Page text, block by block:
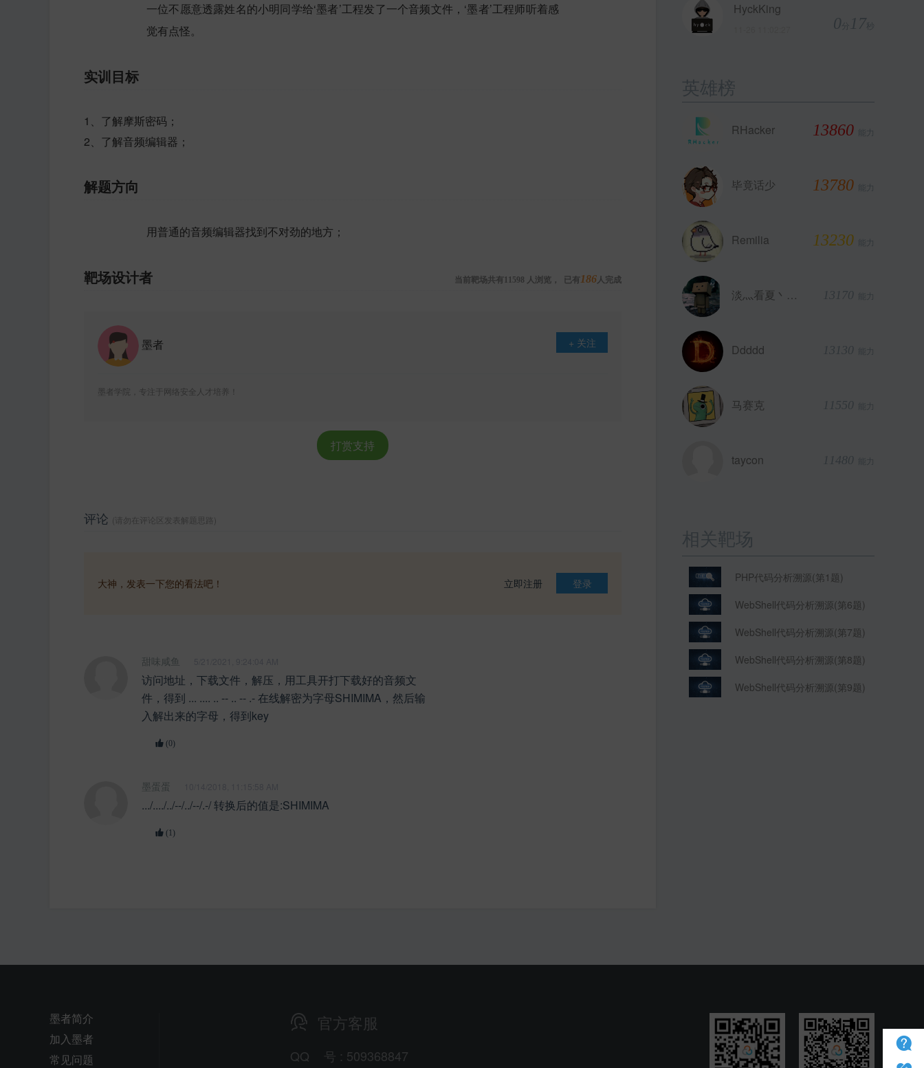
一位不愿意透露姓名的小明同学给‘墨者’工程发了一个音频文件，‘墨者’工程师听着感
觉有点怪。
实训目标
1、了解摩斯密码；
2、了解音频编辑器；
解题方向
用普通的音频编辑器找到不对劲的地方；
靶场设计者 当前靶场共有 11598 人浏览， 已有 186人完成
墨者 + 关注
墨者学院，专注于网络安全人才培养！
打赏支持
评论 (请勿在评论区发表解题思路)
大神，发表一下您的看法吧！ 登录
立即注册
甜味咸鱼
访问地址，下载文件，解压，用工具开打下载好的音频文
件，得到 ... .... .. -- .. -- .- 在线解密为字母SHIMIMA，然后输
入解出来的字母，得到key
(0)
墨蛋蛋
.../..../../--/../--/.-/ 转换后的值是:SHIMIMA
(1)
0 17秒
HyckKing
英雄榜
RHacker 13860 能力
毕竟话少 13780 能力
Remilia 13230 能力
淡灬看夏丶恋雨 13170 能力
Ddddd 13130 能力
马赛克 11550 能力
taycon 11480 能力
相关靶场
PHP代码分析溯源(第1题)
WebShell代码分析溯源(第6题)
WebShell代码分析溯源(第7题)
WebShell代码分析溯源(第8题)
WebShell代码分析溯源(第9题)
墨者简介
加入墨者
常见问题
官方客服
QQ 号 : 509368847